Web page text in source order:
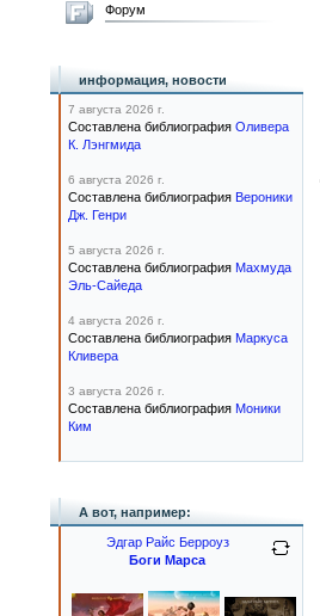
Форум
информация, новости
7 августа 2026 г.
Составлена библиография Оливера
К. Лэнгмида
6 августа 2026 г.
Составлена библиография Вероники
Дж. Генри
5 августа 2026 г.
Составлена библиография Махмуда
Эль-Сайеда
4 августа 2026 г.
Составлена библиография Маркуса
Кливера
3 августа 2026 г.
Составлена библиография Моники
Ким
А вот, например:
Эдгар Райс Берроуз
Боги Марса